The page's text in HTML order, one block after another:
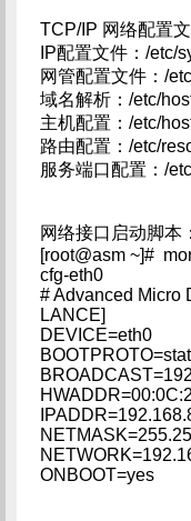
TCP/IP 网络配置
IP配置文件：/etc/
网管配置文件：/
域名解析：/etc/
主机配置：/etc/
路由配置：/etc/
服务端口配置：/
网络接口启动脚本：
[root@asm ~]#
cfg-eth0
# Advanced Micro
LANCE]
DEVICE=eth0
ONBOOT=yes